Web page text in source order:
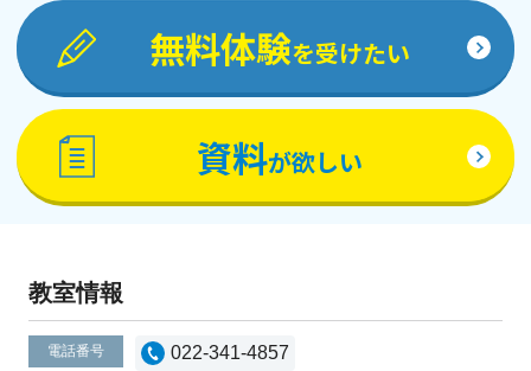
無料体験を受けたい
資料が欲しい
教室情報
電話番号 022-341-4857